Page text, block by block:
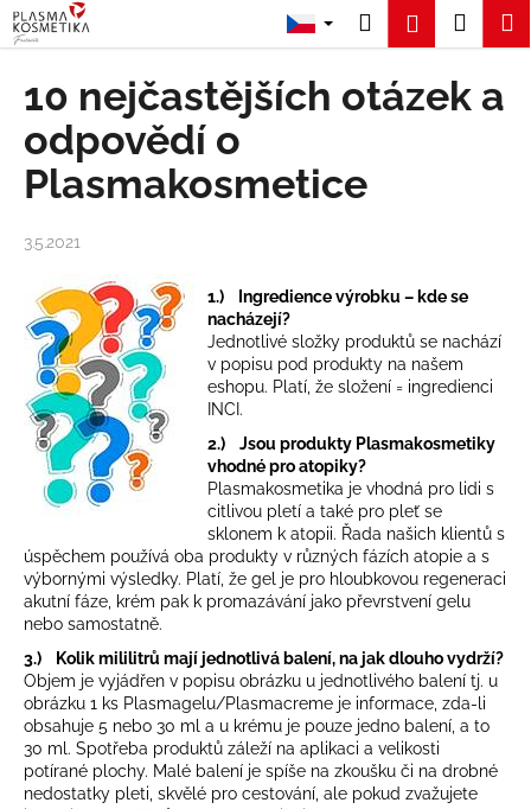
Přejít
na
obsah
HledatPřihlášení
10 nejčastějších otázek a
odpovědí o
Plasmakosmetice
3.5.2021
1.) Ingredience výrobku – kde se
nacházejí?
Jednotlivé složky produktů se nachází
v popisu pod produkty na našem
eshopu. Platí, že složení = ingredienci
INCI.
2.) Jsou produkty Plasmakosmetiky
vhodné pro atopiky?
Plasmakosmetika je vhodná pro lidi s
citlivou pletí a také pro pleť se
sklonem k atopii. Řada našich klientů s
úspěchem používá oba produkty v různých fázích atopie a s
výbornými výsledky. Platí, že gel je pro hloubkovou regeneraci
akutní fáze, krém pak k promazávání jako převrstvení gelu
nebo samostatně.
3.) Kolik mililitrů mají jednotlivá balení, na jak dlouho vydrží?
Objem je vyjádřen v popisu obrázku u jednotlivého balení tj. u
obrázku 1 ks Plasmagelu/Plasmacreme je informace, zda-li
obsahuje 5 nebo 30 ml a u krému je pouze jedno balení, a to
30 ml. Spotřeba produktů záleží na aplikaci a velikosti
potírané plochy. Malé balení je spíše na zkoušku či na drobné
nedostatky pleti, skvělé pro cestování, ale pokud zvažujete
K
o
C
o
p
t
e
b
u
j
e
a
j
í
t
?